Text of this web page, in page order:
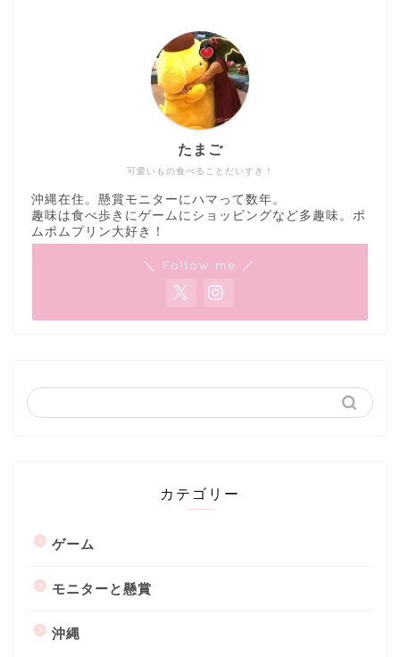
可愛いもの食べることだいすき！
たまご
沖縄在住。懸賞モニターにハマって数年。
趣味は食べ歩きにゲームにショッピングなど多趣味。ポ
ムポムプリン大好き！
＼ Follow me ／
カテゴリー
ゲーム
モニターと懸賞
沖縄